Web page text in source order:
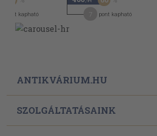
pont kapható pont kapható
ANTIKVÁRIUM.HU
SZOLGÁLTATÁSAINK